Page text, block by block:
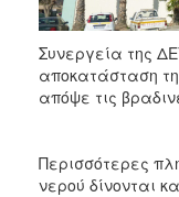
Συνεργεία της
αποκατάσταση
απόψε τις
Περισσότερες
νερού δίνονται